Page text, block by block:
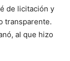
de licitación y
transparente.
al que hizo